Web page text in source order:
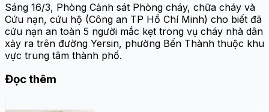
Sáng 16/3, Phòng Cảnh sát Phòng cháy, chữa cháy và
Cứu nạn, cứu hộ (Công an TP Hồ Chí Minh) cho biết đã
cứu nạn an toàn 5 người mắc kẹt trong vụ cháy nhà dân
xảy ra trên đường Yersin, phường Bến Thành thuộc khu
vực trung tâm thành phố.
Đọc thêm